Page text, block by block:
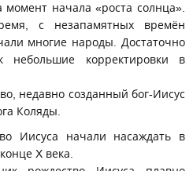
начала «роста солнца».
с незапамятных времён
многие народы. Достаточно
корректировки в
недавно созданный бог-Иисус
Коляды.
Иисуса начали насаждать в
X века.